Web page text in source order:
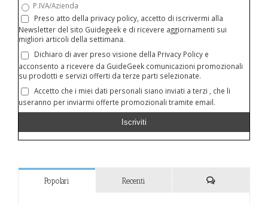
P.IVA/Azienda
Preso atto della privacy policy, accetto di iscrivermi alla
Newsletter del sito Guidegeek e di ricevere aggiornamenti sui
migliori articoli della settimana.
Dichiaro di aver preso visione della Privacy Policy e
acconsento a ricevere da GuideGeek comunicazioni promozionali
su prodotti e servizi offerti da terze parti selezionate.
Accetto che i miei dati personali siano inviati a terzi , che li
useranno per inviarmi offerte promozionali tramite email.
Popolari Recenti